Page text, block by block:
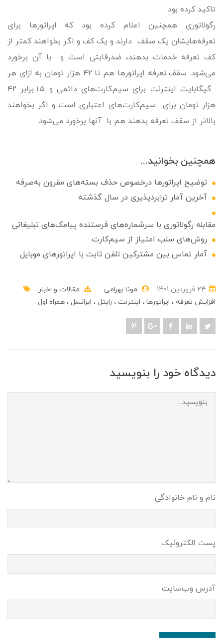
تاکید کرده بود.
رگولاتوری همچنین اعلام کرده بود که اپراتورها برای
تعرفه‌هایشان یک سقف دارند و یک کف و اگر بخواهند کمتر از
کف تعرفه خدمات بدهند، ضدرقابتی است و با آن برخورد
می‌شود. سقف تعرفه اپراتورها هم تا ۴۲ هزار تومان به ازای هر
گیگابایت اینترنت برای سیم‌کارت‌های دائمی و ۱.۵ برابر ۴۲
هزار تومان برای سیم‌کارت‌های اعتباری است و اگر بخواهند
بالاتر از سقف تعرفه بدهند هم با آنها برخورد می‌شود.
همچنین بخوانید...
توضیح اپراتورها درخصوص حذف بسته‌های مقرون به‌صرفه
آخرین آمار ترابردپذیری در سال گذشته
مقابله رگولاتوری با سرشماره‌های فرستنده پیامک‌های تبلیغاتی
روش‌های سلب امتیاز از سیم‌کارت
آمار تماس بین مشترکین تلفن ثابت با اپراتورهای موبایل
مونا بهرامی
مقالات و اخبار
افزایش تعرفه
اپراتورها اینترنت رایتل ایرانسل همراه اول
دیدگاه خود را بنویسید
نام و نام خانوادگی
پست الکترونیک
آدرس وب‌سایت